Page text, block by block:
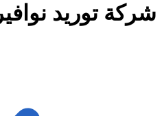
شركة توريد